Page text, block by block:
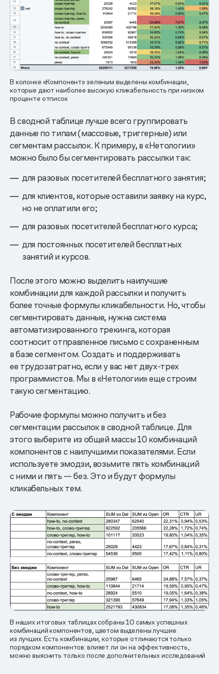
В колонке «Компонент» зеленым выделены комбинации,
которые дают наиболее высокую кликабельность при низком
проценте отписок
В сводной таблице лучше всего группировать
данные по типам (массовые, триггерные) или
сегментам рассылок. К примеру, в «Нетологии»
можно было бы сегментировать рассылки так:
для разовых посетителей бесплатного занятия;
для клиентов, которые оставили заявку на курс,
но не оплатили его;
для разовых посетителей бесплатного курса;
для постоянных посетителей бесплатных
занятий и курсов.
После этого можно выделить наилучшие
комбинации для каждой рассылки и получить
более точные формулы кликабельности. Но, чтобы
сегментировать данные, нужна система
автоматизированного трекинга, которая
соотносит отправленное письмо с сохраненным
в базе сегментом. Создать и поддерживать
ее трудозатратно, если у вас нет двух-трех
программистов. Мы в «Нетологии» еще строим
такую сегментацию.
Рабочие формулы можно получить и без
сегментации рассылок в сводной таблице. Для
этого выберите из общей массы 10 комбинаций
компонентов с наилучшими показателями. Если
используете эмодзи, возьмите пять комбинаций
с ними и пять — без. Это и будут формулы
кликабельных тем.
В наших итоговых таблицах собраны 10 самых успешных
комбинаций компонентов, цветом выделены лучшие
из лучших. Есть комбинации, которые отличаются только
порядком компонентов: влияет ли он на эффективность,
можно выяснить только после дополнительных исследований